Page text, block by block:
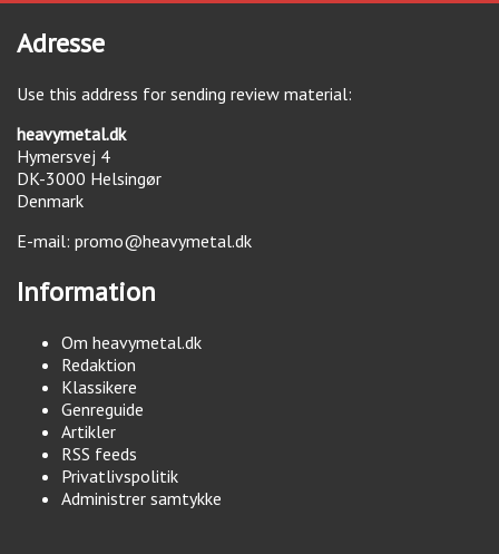
Adresse
Use this address for sending review material:
heavymetal.dk
Hymersvej 4
DK-3000 Helsingør
Denmark
E-mail: promo@heavymetal.dk
Information
Om heavymetal.dk
Redaktion
Klassikere
Genreguide
Artikler
RSS feeds
Privatlivspolitik
Administrer samtykke